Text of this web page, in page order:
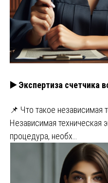
▶️ Экспертиза счетчика
📌 Что такое независимая
Независимая техническая
процедура, необх…